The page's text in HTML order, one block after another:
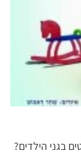
בגני הילדים?